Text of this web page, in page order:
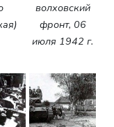
волховский
фронт, 06
июля 1942 г.